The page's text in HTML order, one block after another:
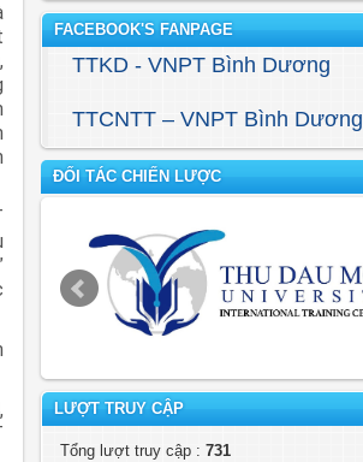
FACEBOOK'S FANPAGE
TTKD - VNPT Bình Dương
TTCNTT – VNPT Bình Dương
ĐỐI TÁC CHIẾN LƯỢC
LƯỢT TRUY CẬP
Tổng lượt truy cập : 731